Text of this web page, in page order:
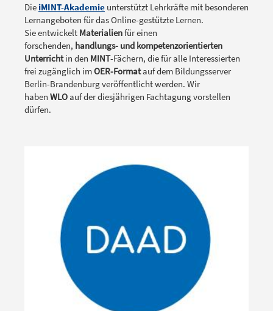
DieiMINT-Akademie unterstützt Lehrkräfte mit besonderen
Lernangeboten für das Online-gestützte Lernen.
Sie entwickelt Materialienfür einen
forschenden, handlungs- und kompetenzorientierten
Unterrichtin den MINT-Fächern, die für alle Interessierten
frei zugänglich imOER-Formatauf dem Bildungsserver
Berlin-Brandenburg veröffentlicht werden. Wir
haben WLOauf der diesjährigen Fachtagung vorstellen
dürfen.